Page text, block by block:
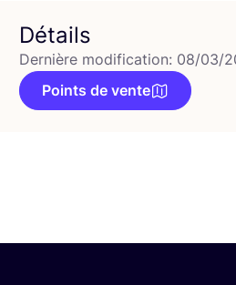
Détails
Dernière modification: 08/03/
Points de vente